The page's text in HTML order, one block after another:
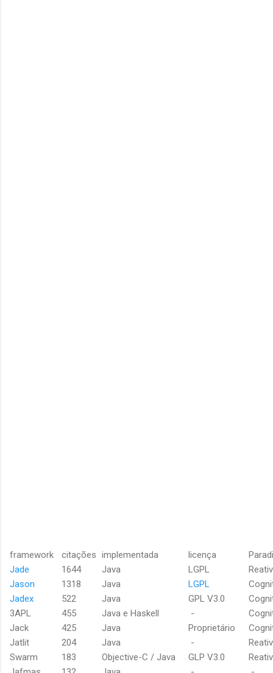
framework citações implementada licença
Jade
1644 Java LGPL
Jason
1318 Java LGPL
Jadex
522 Java GPL V3.0
3APL
455 Java e Haskell -
Jack
425 Java Proprietário
Jatlit
204 Java -
Swarm
183 Objective-C / Java GLP V3.0